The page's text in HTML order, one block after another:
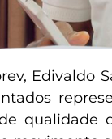
Edivaldo
qualidade